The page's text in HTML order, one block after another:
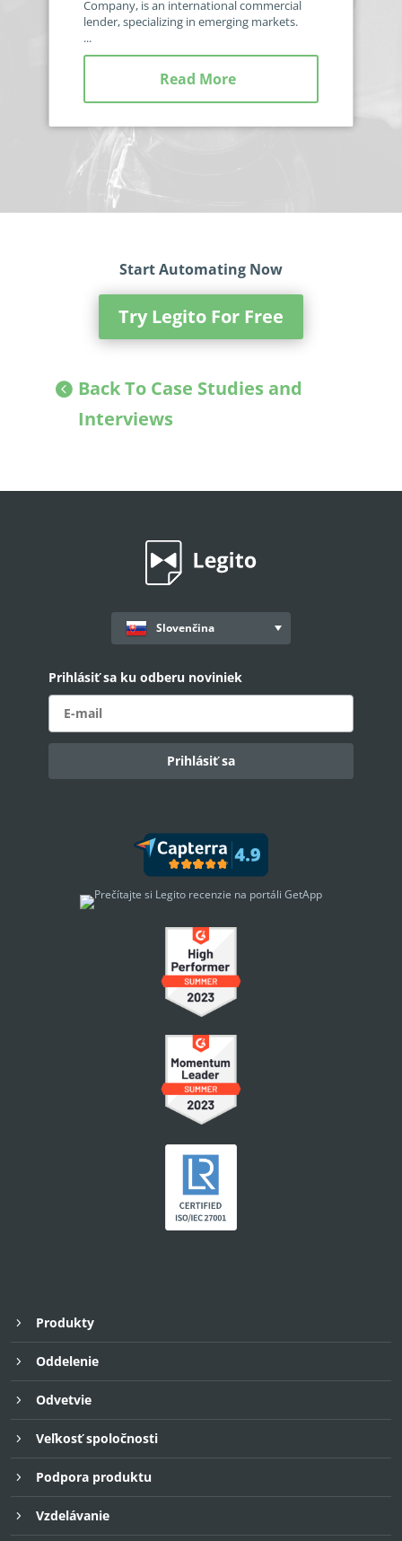
Company, is an international commercial
lender, specializing in emerging markets.
...
Read More
Start Automating Now
Try Legito For Free
Back To Case Studies and
Interviews
Slovenčina
Prihlásiť sa ku odberu noviniek
Produkty
Oddelenie
Odvetvie
Veľkosť spoločnosti
Podpora produktu
Vzdelávanie